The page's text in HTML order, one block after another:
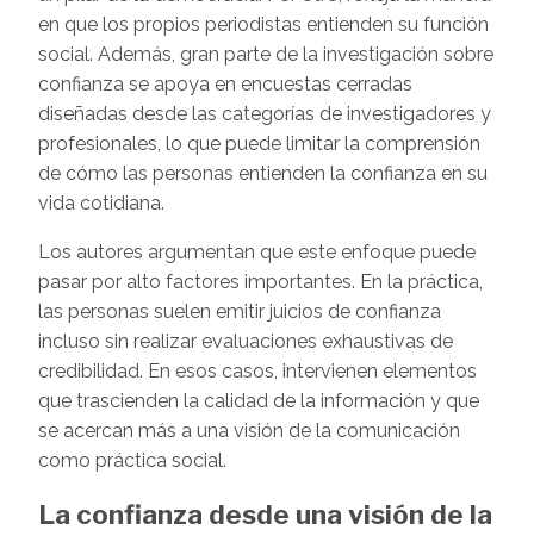
en que los propios periodistas entienden su función
social. Además, gran parte de la investigación sobre
confianza se apoya en encuestas cerradas
diseñadas desde las categorías de investigadores y
profesionales, lo que puede limitar la comprensión
de cómo las personas entienden la confianza en su
vida cotidiana.
Los autores argumentan que este enfoque puede
pasar por alto factores importantes. En la práctica,
las personas suelen emitir juicios de confianza
incluso sin realizar evaluaciones exhaustivas de
credibilidad. En esos casos, intervienen elementos
que trascienden la calidad de la información y que
se acercan más a una visión de la comunicación
como práctica social.
La confianza desde una visión de la